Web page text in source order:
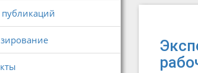
публикаций